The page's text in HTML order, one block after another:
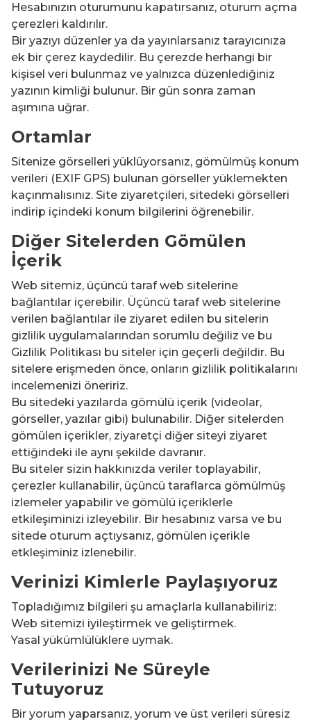
Hesabınızın oturumunu kapatırsanız, oturum açma
çerezleri kaldırılır.
Bir yazıyı düzenler ya da yayınlarsanız tarayıcınıza
ek bir çerez kaydedilir. Bu çerezde herhangi bir
kişisel veri bulunmaz ve yalnızca düzenlediğiniz
yazının kimliği bulunur. Bir gün sonra zaman
aşımına uğrar.
Ortamlar
Sitenize görselleri yüklüyorsanız, gömülmüş konum
verileri (EXIF GPS) bulunan görseller yüklemekten
kaçınmalısınız. Site ziyaretçileri, sitedeki görselleri
indirip içindeki konum bilgilerini öğrenebilir.
Diğer Sitelerden Gömülen
İçerik
Web sitemiz, üçüncü taraf web sitelerine
bağlantılar içerebilir. Üçüncü taraf web sitelerine
verilen bağlantılar ile ziyaret edilen bu sitelerin
gizlilik uygulamalarından sorumlu değiliz ve bu
Gizlilik Politikası bu siteler için geçerli değildir. Bu
sitelere erişmeden önce, onların gizlilik politikalarını
incelemenizi öneririz.
Bu sitedeki yazılarda gömülü içerik (videolar,
görseller, yazılar gibi) bulunabilir. Diğer sitelerden
gömülen içerikler, ziyaretçi diğer siteyi ziyaret
ettiğindeki ile aynı şekilde davranır.
Bu siteler sizin hakkınızda veriler toplayabilir,
çerezler kullanabilir, üçüncü taraflarca gömülmüş
izlemeler yapabilir ve gömülü içeriklerle
etkileşiminizi izleyebilir. Bir hesabınız varsa ve bu
sitede oturum açtıysanız, gömülen içerikle
etkleşiminiz izlenebilir.
Verinizi Kimlerle Paylaşıyoruz
Topladığımız bilgileri şu amaçlarla kullanabiliriz:
Web sitemizi iyileştirmek ve geliştirmek.
Yasal yükümlülüklere uymak.
Verilerinizi Ne Süreyle
Tutuyoruz
Bir yorum yaparsanız, yorum ve üst verileri süresiz